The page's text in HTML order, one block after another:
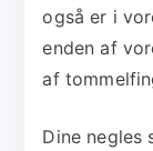
også er i
enden af
af
Dine negles